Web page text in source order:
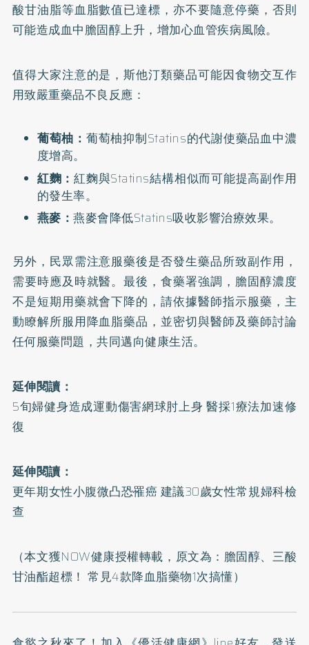
酸甘油脂等血脂數值已達標，亦不要隨意停藥，否則
可能造成血中膽固醇上升，增加心血管疾病風險。
值得大家注意的是，斯他汀類藥品可能因食物交互作
用致嚴重藥品不良反應：
葡萄柚： 葡萄柚抑制Statins的代謝使藥品血中濃
度增高。
紅麴：紅麴與Statins結構相似而可能提高副作用
的發生率。
燕麥：燕麥會降低Statins吸收影響治療效果。
另外，民眾需注意服藥後是否發生藥品所致副作用，
需要時應及時就醫。最後，食藥署強調，膽固醇濃度
不是短期用藥就會下降的，請依據醫師指示服藥，主
動瞭解所服用降血脂藥品，並密切與醫師及藥師討論
任何服藥問題，共同邁向健康生活。
延伸閱讀：
5旬婦健身造成運動傷害網球肘上身 醫採1療法加速修
復
延伸閱讀：
更年期女性小腹微凸恐罹癌 建議30歲女性常規婦科檢
查
（本文獲NOW健康授權轉載，原文為： 膽固醇、三酸
甘油酯超標！ 常見4款降血脂藥物1次搞懂）